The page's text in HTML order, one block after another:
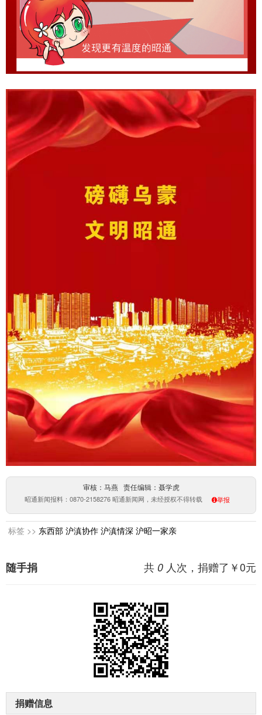
审核：马燕 责任编辑：聂学虎
昭通新闻报料：0870-2158276 昭通新闻网，未经授权不得转载 举报
标签 >> 东西部 沪滇协作 沪滇情深 沪昭一家亲
共 0 人次，捐赠了￥0元
随手捐
捐赠信息